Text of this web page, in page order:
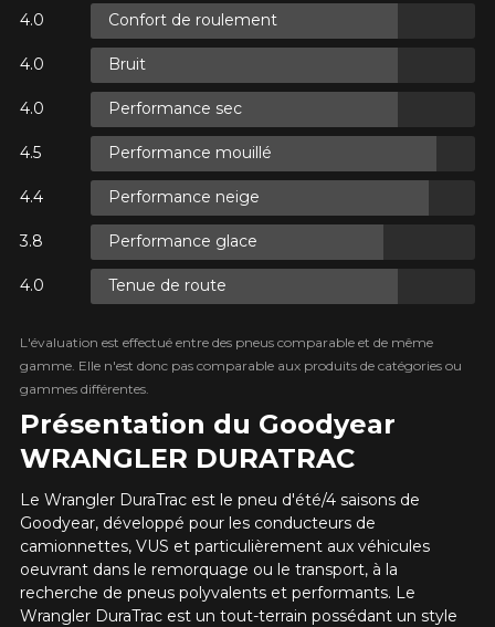
SUR
Présentation du Goodyear
WRANGLER DURATRAC
Le Wrangler DuraTrac est le pneu d'été/4 saisons de
Goodyear, développé pour les conducteurs de
camionnettes, VUS et particulièrement aux véhicules
oeuvrant dans le remorquage ou le transport, à la
recherche de pneus polyvalents et performants. Le
Wrangler DuraTrac est un tout-terrain possédant un style
Confort de roulement
Bruit
Performance sec
Performance mouillé
Performance neige
Performance glace
Tenue de route
L'évaluation est effectué entre des pneus comparable et de même
gamme. Elle n'est donc pas comparable aux produits de catégories ou
gammes différentes.
Votre véhicule
Année
Marque
Modèle
Option
KM parcourus